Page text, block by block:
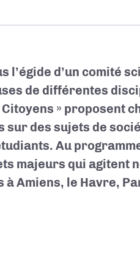
l’égide d’un comité
de différentes
» proposent
sur des sujets de
Au
majeurs qui agitent
à Amiens, le Havre,